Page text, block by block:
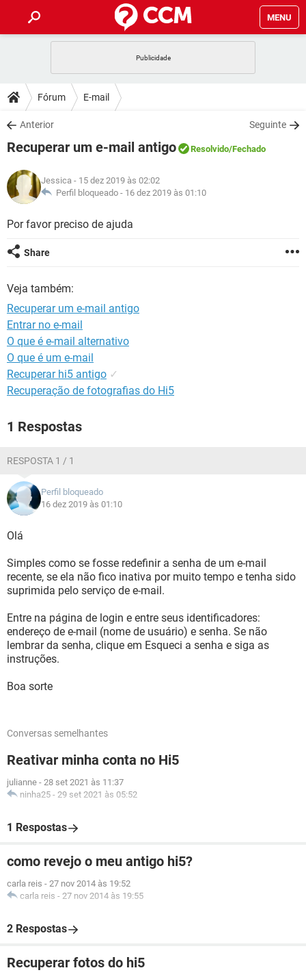
MENU
CELULAR
OUTLOOK
INSTAGRAM GMAIL
GUIA DE COMPRAS
DICAS
JOGOS
INSTAGRAM
GUIA DE COMPRAS
DOWNLOADS
JOGOS WHATSAPP
CELULAR
OUTLOOK EXCEL
INSTAGRAM
FÓRUM
JOGOS
CELULAR
OUTLOOK
INSTAGRAM
GLOSSÁRIO
JOGOS
INSTAGRAM
GUIA DE COMPRAS
Fórum E-mail
Anterior Seguinte
Recuperar um e-mail antigo Resolvido/Fechado
Jessica - 15 dez 2019 às 02:02
Perfil bloqueado - 16 dez 2019 às 01:10
Por favor preciso de ajuda
Share
Veja também:
Recuperar um e-mail antigo
Entrar no e-mail
O que é e-mail alternativo
O que é um e-mail
Recuperar hi5 antigo ✓
Recuperação de fotografias do Hi5
1 Respostas
RESPOSTA 1 / 1
Perfil bloqueado
16 dez 2019 às 01:10
Olá
Simples como se fosse redefinir a senha de um e-mail
recente, se ela não fico inativa por muito tempo e tenha sido
suprimida pelo serviço de e-mail.
Entre na página de login e entre seus identificadores:
endereço de e-mail (nome de usuário) e senha. Se não
lembrar da senha, clique em Esqueci a senha e siga as
instruções.
Boa sorte
Conversas semelhantes
Reativar minha conta no Hi5
julianne - 28 set 2021 às 11:37
ninha25 - 29 set 2021 às 05:52
1 Respostas
como revejo o meu antigo hi5?
carla reis - 27 nov 2014 às 19:52
carla reis - 27 nov 2014 às 19:55
2 Respostas
Recuperar fotos do hi5